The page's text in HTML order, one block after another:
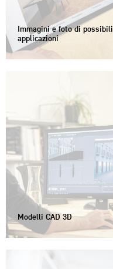
Immagini e foto di possibili
applicazioni
Modelli CAD 3D